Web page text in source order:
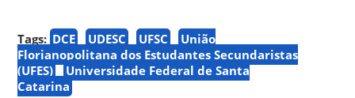
Tags: DCE UDESC UFSC
União
Florianopolitana dos Estudantes Secundaristas
(UFES)
Universidade Federal de Santa
Catarina